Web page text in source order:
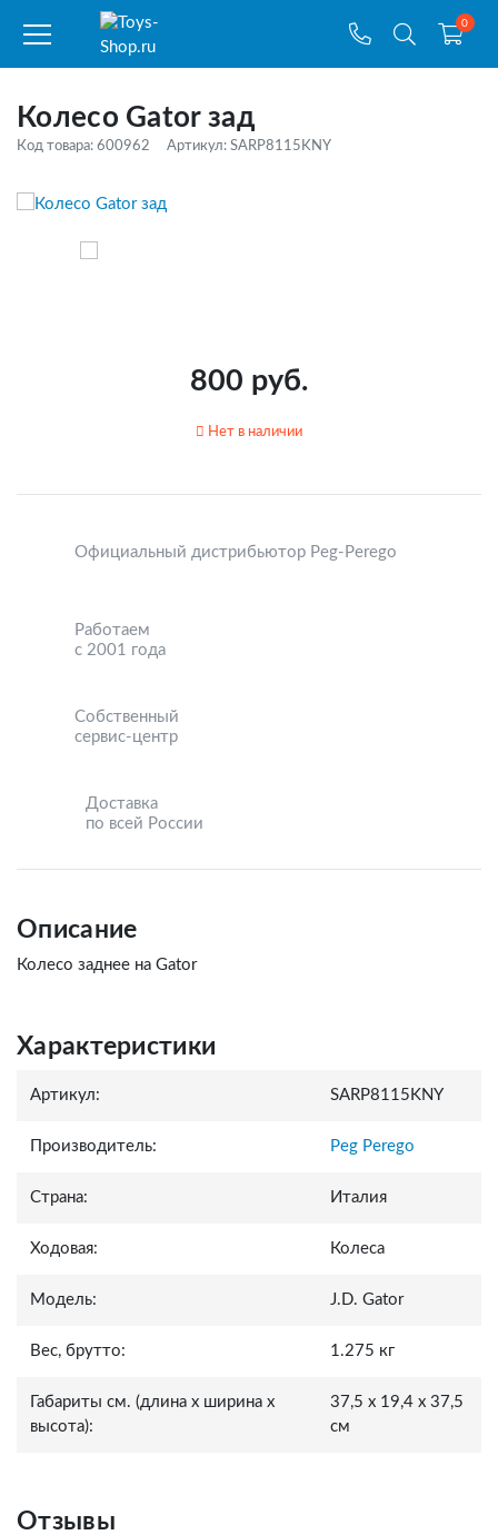
0
Колесо Gator зад
Код товара: 600962 Артикул: SARP8115KNY
800 руб.
Нет в наличии
Официальный дистрибьютор Peg-Perego
Работаем
с 2001 года
Собственный
сервис-центр
Доставка
по всей России
Описание
Колесо заднее на Gator
Характеристики
Артикул: SARP8115KNY
Производитель: Peg Perego
Страна: Италия
Ходовая: Колеса
Модель: J.D. Gator
Вес, брутто: 1.275 кг
Габариты см. (длина x ширина x
высота):
37,5 x 19,4 x 37,5
см
Отзывы